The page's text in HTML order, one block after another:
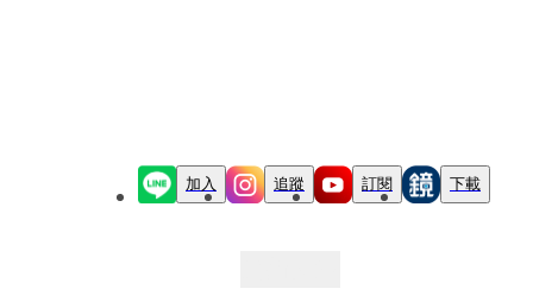
加入 追蹤 訂閱 下載